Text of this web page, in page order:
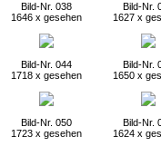
Bild-Nr. 038
1646 x gesehen
Bild-Nr.
1627 x
Bild-Nr. 044
1718 x gesehen
Bild-Nr.
1650 x
Bild-Nr. 050
1723 x gesehen
Bild-Nr.
1624 x